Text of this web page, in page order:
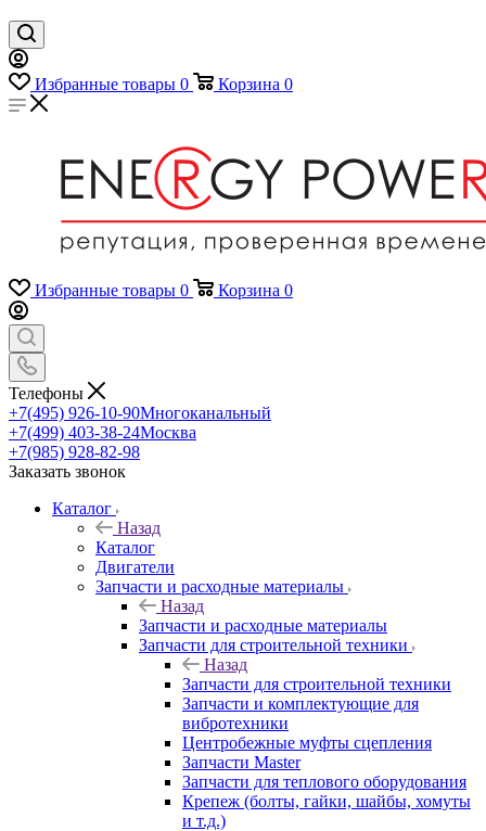
Избранные товары 0 Корзина 0
Избранные товары 0 Корзина 0
Телефоны
+7(495) 926-10-90Многоканальный
+7(499) 403-38-24Москва
+7(985) 928-82-98
Заказать звонок
Каталог
Назад
Каталог
Двигатели
Запчасти и расходные материалы
Назад
Запчасти и расходные материалы
Запчасти для строительной техники
Назад
Запчасти для строительной техники
Запчасти и комплектующие для
вибротехники
Центробежные муфты сцепления
Запчасти Master
Запчасти для теплового оборудования
Крепеж (болты, гайки, шайбы, хомуты
и т.д.)